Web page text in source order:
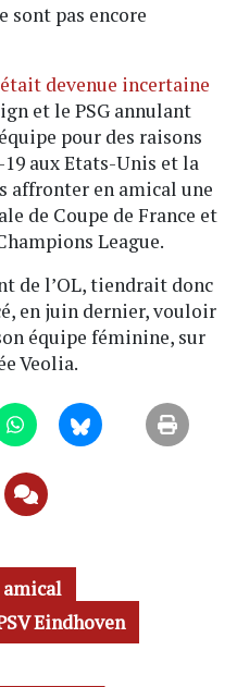
sont pas encore
devenue incertaine
et le PSG annulant
pour des raisons
aux Etats-Unis et la
affronter en amical une
de Coupe de France et
League.
de l’OL, tiendrait donc
en juin dernier, vouloir
équipe féminine, sur
Veolia.
Eindhoven